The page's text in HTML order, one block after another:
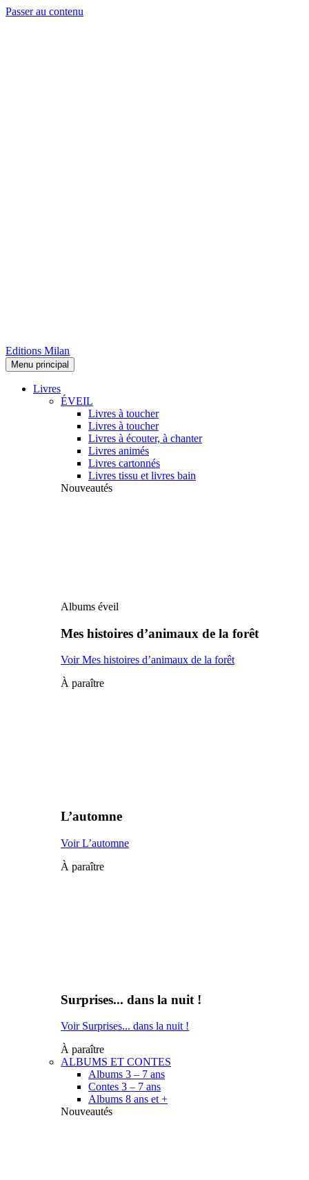
Passer au contenu
Editions Milan
Menu principal
Livres
ÉVEIL
Livres à toucher
Livres à toucher
Livres à écouter, à chanter
Livres animés
Livres cartonnés
Livres tissu et livres bain
Nouveautés
Albums éveil
Mes histoires d’animaux de la forêt
Voir Mes histoires d’animaux de la forêt
À paraître
L’automne
Voir L’automne
À paraître
Surprises... dans la nuit !
Voir Surprises... dans la nuit !
À paraître
ALBUMS ET CONTES
Albums 3 – 7 ans
Contes 3 – 7 ans
Albums 8 ans et +
Nouveautés